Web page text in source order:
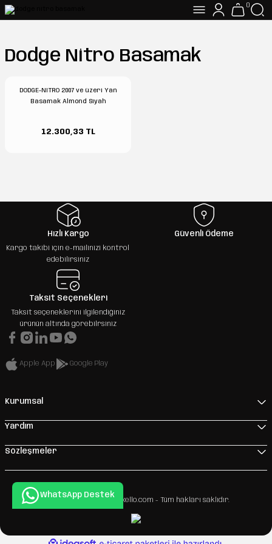
0
Dodge Nitro Basamak
DODGE-NITRO 2007 ve üzeri Yan
Basamak Almond Siyah
12.300,33 TL
Hızlı Kargo
Kargo takibi için e-mailinizi kontrol
edebilirsiniz
Güvenli Ödeme
Taksit Seçenekleri
Taksit seçeneklerini ilgilendiğiniz
ürünün altında görebilrsiniz
Apple App Google Play
Kurumsal
Yardım
Sözleşmeler
Copyright 2026 © - www.xello.com - Tüm hakları saklıdır.
WhatsApp Destek